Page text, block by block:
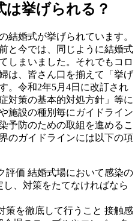
は挙げられる？
結婚式が挙げられています。
と今では、同じように結婚式
しまいました。それでもコロ
は、皆さん口を揃えて「挙げ
。令和2年5月4日に改訂され
対策の基本的対処方針」等に
施設の種別毎にガイドライン
予防のための取組を進めるこ
のガイドラインには以下の項
評価 結婚式場において感染の
、対策をたてなければなら
策を徹底して行うこと 接触感